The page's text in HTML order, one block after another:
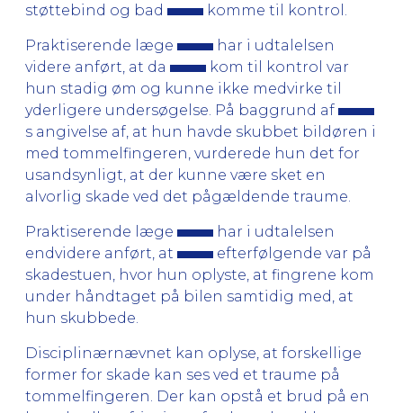
støttebind og bad
komme til kontrol.
Praktiserende læge
har i udtalelsen
videre anført, at da
kom til kontrol var
hun stadig øm og kunne ikke medvirke til
yderligere undersøgelse. På baggrund af
s angivelse af, at hun havde skubbet bildøren i
med tommelfingeren, vurderede hun det for
usandsynligt, at der kunne være sket en
alvorlig skade ved det pågældende traume.
Praktiserende læge
har i udtalelsen
endvidere anført, at
efterfølgende var på
skadestuen, hvor hun oplyste, at fingrene kom
under håndtaget på bilen samtidig med, at
hun skubbede.
Disciplinærnævnet kan oplyse, at forskellige
former for skade kan ses ved et traume på
tommelfingeren. Der kan opstå et brud på en